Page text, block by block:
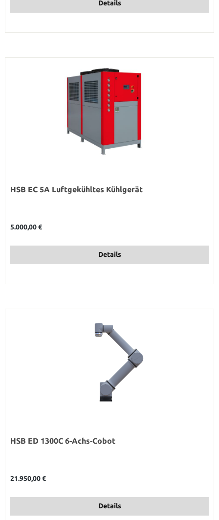
Details
HSB EC 5A Luftgekühltes Kühlgerät
5.000,00 €
Details
HSB ED 1300C 6-Achs-Cobot
21.950,00 €
Details